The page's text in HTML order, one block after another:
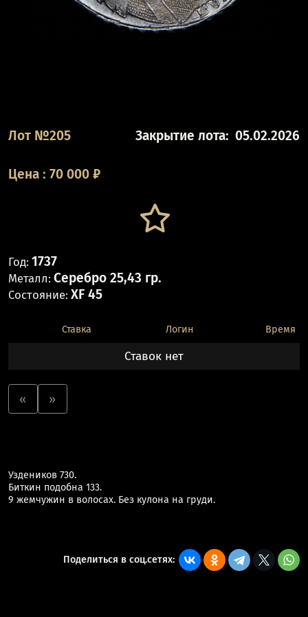
Лот №205 Закрытие лота: 05.02.2026
Цена : 70 000 ₽
Год: 1737
Металл: Серебро 25,43 гр.
Состояние: XF 45
Ставка Логин Время
Ставок нет
« »
Уздеников 730.
Биткин подобна 133.
9 жемчужин в волосах. Без кулона на груди.
Поделиться в соц.сетях: